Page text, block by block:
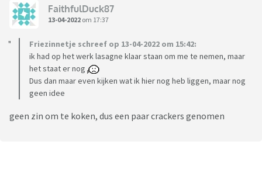
FaithfulDuck87
13-04-2022 om 17:37
Friezinnetje schreef op 13-04-2022 om 15:42:
ik had op het werk lasagne klaar staan om me te nemen, maar
het staat er nog
Dus dan maar even kijken wat ik hier nog heb liggen, maar nog
geen idee
geen zin om te koken, dus een paar crackers genomen